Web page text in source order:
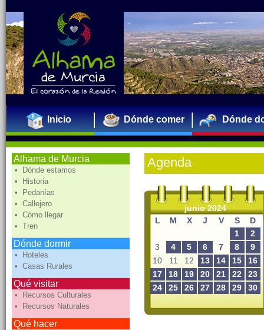
Inicio Dónde comer Dónde
Alhama de Murcia
• Dónde estamos
• Historia
• Pedanías
• Callejero
• Cómo llegar
• Tren
Dónde dormir
• Hoteles
• Casas Rurales
Qué visitar
• Recursos Culturales
• Recursos Naturales
Qué hacer
Agenda
junio 2024
L
M X J V S
D
1
2
3
4 5 6 7 8
9
10
11 12 13 14 15
16
17
18 19 20 21 22
23
24
25 26 27 28 29 30